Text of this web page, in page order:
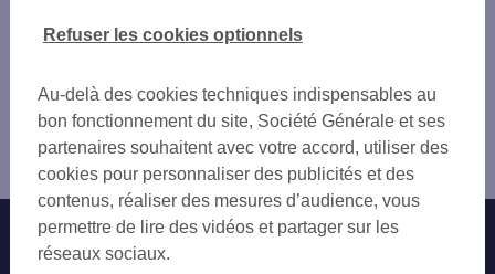
VOISINS LE BRETONNEUX
TRAPPES
VERSAILLES CENTRE
LE CHESNAY SIMARD
CHESNAY NOUVEL FRANCE
LES CLAYES SOUS BOIS
VERSAILLES MONTREUIL
SAINT NOM LA BRETECHE
GUYANCOURT
VOISINS-LE-BRETONNEUX
VERSAILLES
VILLEPREUX
TRAPPES
LE CHESNAY
LES CLAYES-SOUS-BOIS
MARLY-LE-ROI
Vous êtes ici : Accueil
Saint Cyr l'École
Agence SAINT-CYR-L'ECOLE
Nos engagements Nous contacter
Au-delà des cookies techniques indispensables au
bon fonctionnement du site, Société Générale et ses
partenaires souhaitent avec votre accord, utiliser des
cookies pour personnaliser des publicités et des
contenus, réaliser des mesures d’audience, vous
permettre de lire des vidéos et partager sur les
réseaux sociaux.
Refuser les cookies optionnels